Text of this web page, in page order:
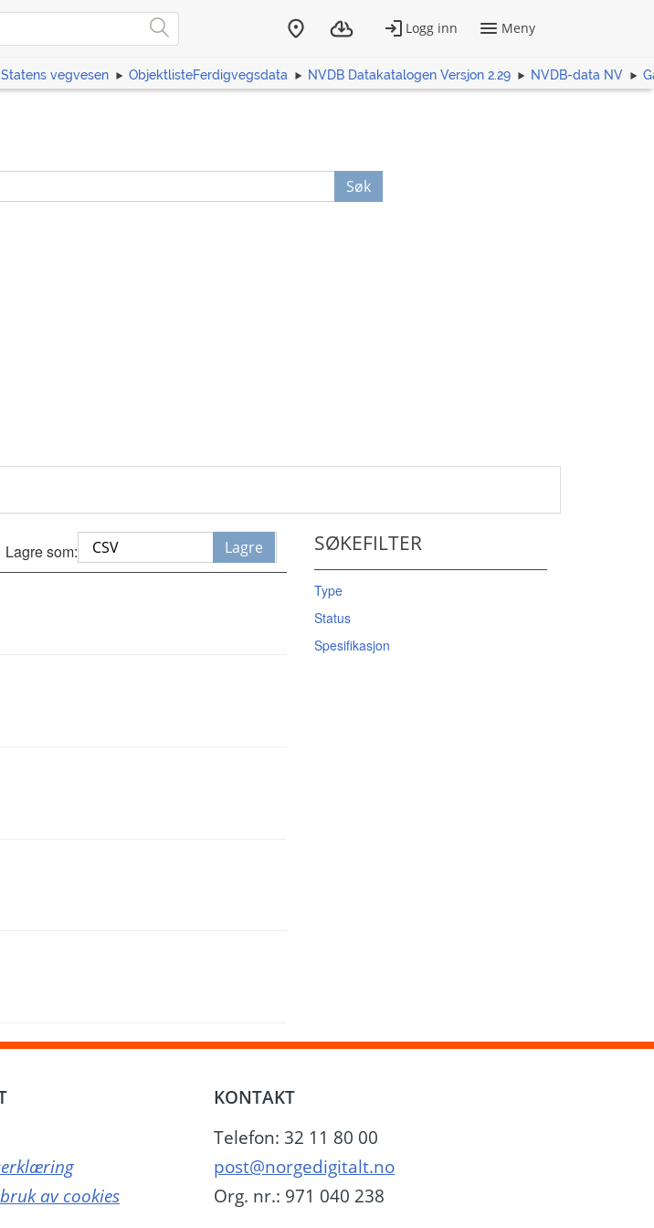
Statens vegvesen ObjektlisteFerdigvegsdata NVDB Datakatalogen Versjon 2.29 NVDB-data NV
Søk
Lagre som: Lagre SØKEFILTER
Type
Status
Spesifikasjon